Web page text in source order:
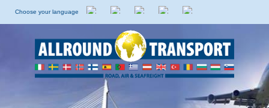
Choose your language
HolländskaEngelskaItalienskaSpanskaSvenska